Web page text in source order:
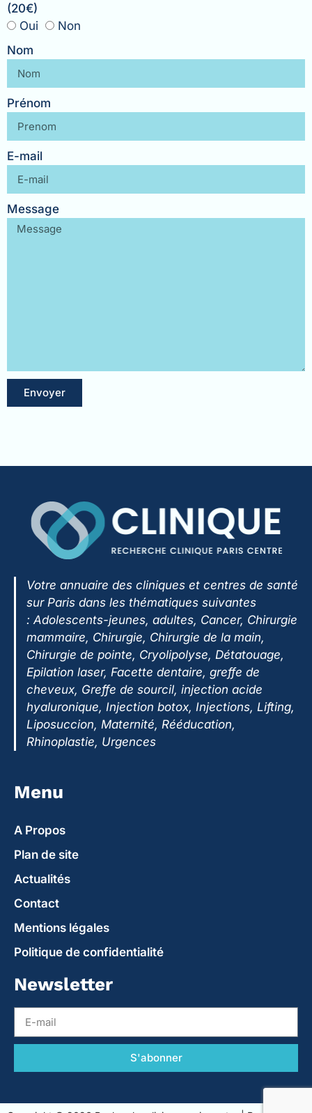
(20€)
Oui
Non
Nom
Prénom
E-mail
Message
Envoyer
Votre annuaire des cliniques et centres de santé
sur Paris dans les thématiques suivantes
:Adolescents-jeunes, adultes, Cancer, Chirurgie
mammaire, Chirurgie, Chirurgie de la main,
Chirurgie de pointe, Cryolipolyse, Détatouage,
Epilation laser, Facette dentaire, greffe de
cheveux, Greffe de sourcil, injection acide
hyaluronique, Injection botox, Injections, Lifting,
Liposuccion, Maternité, Rééducation,
Rhinoplastie, Urgences
Menu
A Propos
Plan de site
Actualités
Contact
Mentions légales
Politique de confidentialité
Newsletter
S'abonner